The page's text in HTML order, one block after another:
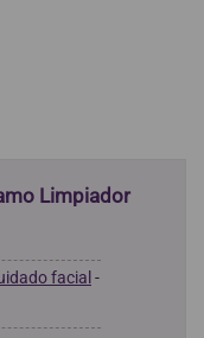
Limpiador
facial-